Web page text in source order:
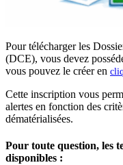
Pour télécharger les
(DCE), vous devez
vous pouvez le créer en
Cette inscription vous
alertes en fonction des
dématérialisées.
Pour toute question, les
disponibles :